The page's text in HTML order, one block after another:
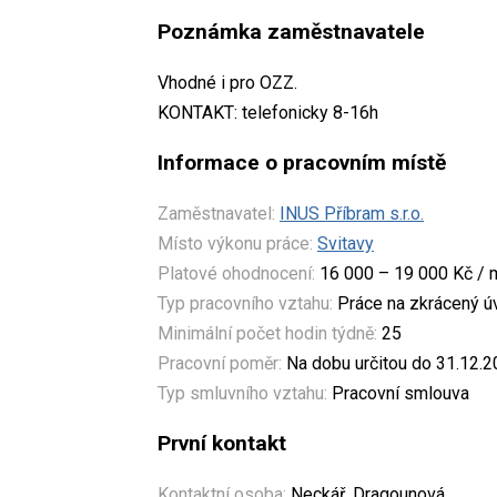
Poznámka zaměstnavatele
Vhodné i pro OZZ.
KONTAKT: telefonicky 8-16h
Informace o pracovním místě
Zaměstnavatel: INUS Příbram s.r.o.
Místo výkonu práce: Svitavy
Platové ohodnocení: 16 000 – 19 000 Kč /
Typ pracovního vztahu: Práce na zkrácený
Minimální počet hodin týdně: 25
Pracovní poměr: Na dobu určitou do
Typ smluvního vztahu: Pracovní smlouva
První kontakt